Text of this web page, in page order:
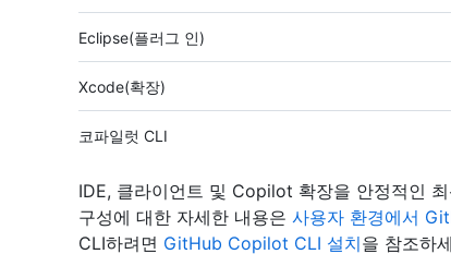
Eclipse(플러그 인)
Xcode(확장)
코파일럿 CLI
IDE, 클라이언트 및 Copilot 확장을 안정적인
구성에 대한 자세한 내용은 사용자 환경에서
CLI하려면 GitHub Copilot CLI 설치을 참조하